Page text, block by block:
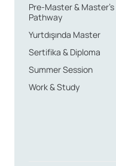
Pre-Master & Master’s
Pathway
Yurtdışında Master
Sertifika & Diploma
Summer Session
Work & Study